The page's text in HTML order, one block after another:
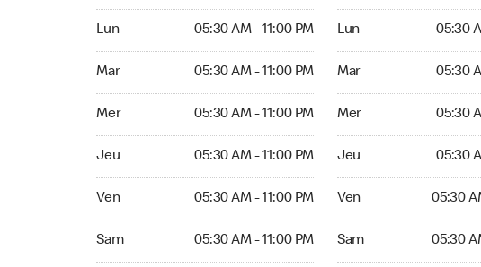
Lun 05:30 AM - 11:00 PM
Mar 05:30 AM - 11:00 PM
Mer 05:30 AM - 11:00 PM
Jeu 05:30 AM - 11:00 PM
Ven 05:30 AM - 11:00 PM
Sam 05:30 AM - 11:00 PM
Lun 05:30
Mar 05:30
Mer 05:30
Jeu 05:30
Ven 05:30
Sam 05:30